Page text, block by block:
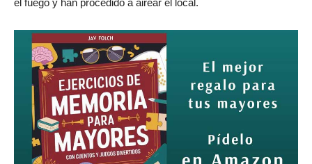
el fuego y han procedido a airear el local.